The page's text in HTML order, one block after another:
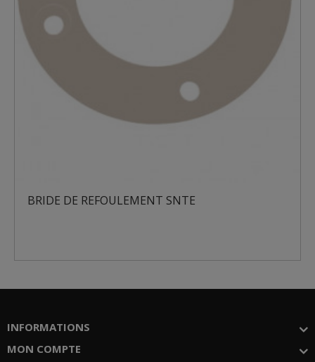
BRIDE DE REFOULEMENT SNTE
INFORMATIONS
MON COMPTE